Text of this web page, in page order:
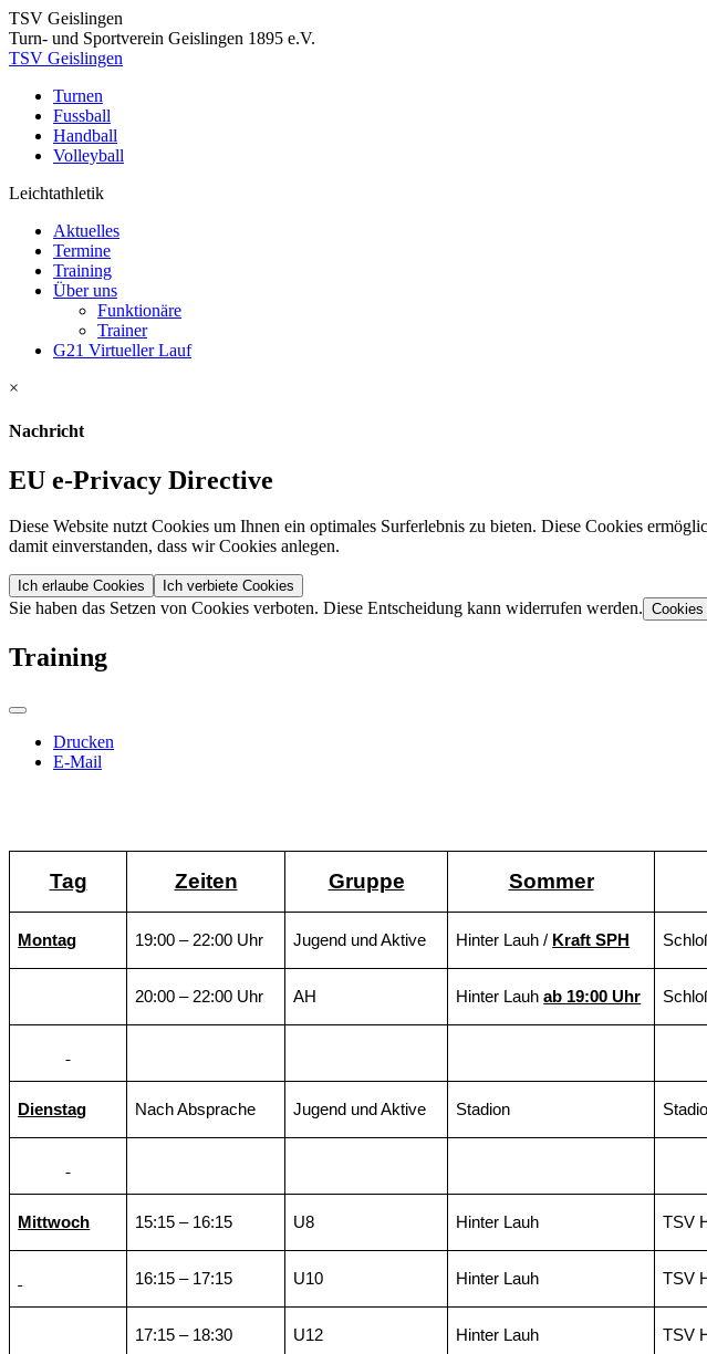
TSV Geislingen
Turn- und Sportverein Geislingen 1895 e.V.
TSV Geislingen
Turnen
Fussball
Handball
Volleyball
Leichtathletik
Aktuelles
Termine
Training
Über uns
Funktionäre
Trainer
G21 Virtueller Lauf
×
Nachricht
EU e-Privacy Directive
Diese Website nutzt Cookies um Ihnen ein optimales Surferlebnis zu bieten. Diese Cookies
damit einverstanden, dass wir Cookies anlegen.
Ich erlaube Cookies Ich verbiete Cookies
Sie haben das Setzen von Cookies verboten. Diese Entscheidung kann widerrufen werden. Cookies
Training
Drucken
E-Mail
Tag Zeiten Gruppe Sommer
Montag 19:00 – 22:00 Uhr Jugend und Aktive Hinter Lauh / Kraft SPH
20:00 – 22:00 Uhr AH Hinter Lauhab 19:00 Uhr
Dienstag Nach Absprache Jugend und Aktive Stadion
Mittwoch 15:15 – 16:15 U8 Hinter Lauh TSV
16:15 – 17:15 U10 Hinter Lauh TSV
17:15 – 18:30 U12 Hinter Lauh TSV